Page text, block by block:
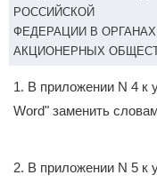
РОССИЙСКОЙ
ФЕДЕРАЦИИ В
АКЦИОНЕРНЫХ
1. В приложении N 4 к
Word" заменить
2. В приложении N 5 к